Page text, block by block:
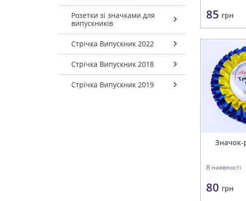
Розетки зі значками для
випускників
Стрічка Випускник 2022
Стрічка Випускник 2018
Стрічка Випускник 2019
85 грн
Значок-
В наявності
80 грн